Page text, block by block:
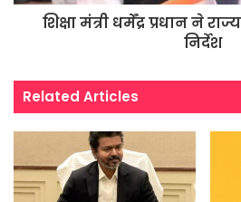
शिक्षा मंत्री धर्मेंद्र प्रधान ने
निर्देश
Related Articles